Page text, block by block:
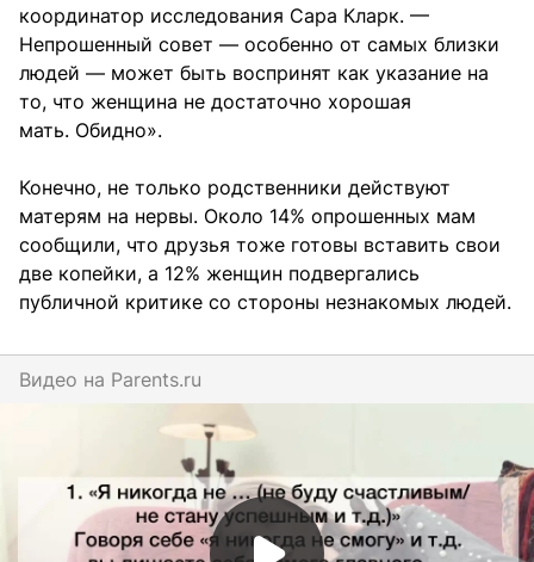
координатор исследования Сара Кларк. —
Непрошенный совет — особенно от самых близки
людей — может быть воспринят как указание на
то, что женщина не достаточно хорошая
мать. Обидно».
Конечно, не только родственники действуют
матерям на нервы. Около 14% опрошенных мам
сообщили, что друзья тоже готовы вставить свои
две копейки, а 12% женщин подвергались
публичной критике со стороны незнакомых людей.
Видео на parents.ru